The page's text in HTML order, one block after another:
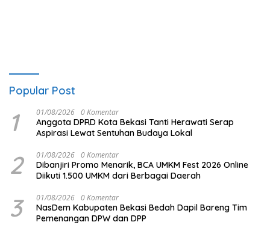
Popular Post
1 01/08/2026 0 Komentar
Anggota DPRD Kota Bekasi Tanti Herawati Serap
Aspirasi Lewat Sentuhan Budaya Lokal
2 01/08/2026 0 Komentar
Dibanjiri Promo Menarik, BCA UMKM Fest 2026 Online
Diikuti 1.500 UMKM dari Berbagai Daerah
3 01/08/2026 0 Komentar
NasDem Kabupaten Bekasi Bedah Dapil Bareng Tim
Pemenangan DPW dan DPP